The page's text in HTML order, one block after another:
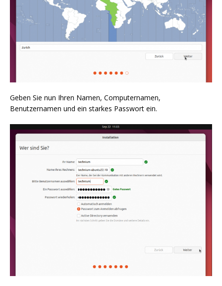
Geben Sie nun Ihren Namen, Computernamen,
Benutzernamen und ein starkes Passwort ein.